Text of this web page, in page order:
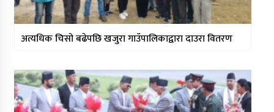
अत्यधिक चिसो बढेपछि खजुरा गाउँपालिकाद्वारा दाउरा वितरण